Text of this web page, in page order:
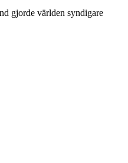
gjorde världen syndigare